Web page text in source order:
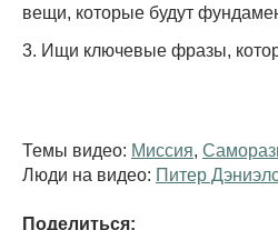
вещи, которые будут
3. Ищи ключевые фразы,
Темы видео: Миссия
Люди на видео: Питер
Поделиться: